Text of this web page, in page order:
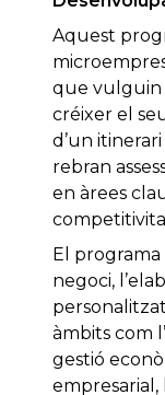
Aquest
que vulguin
créixer el
d’un
rebran
en àrees
El programa
negoci,
àmbits com
gestió
empresarial,